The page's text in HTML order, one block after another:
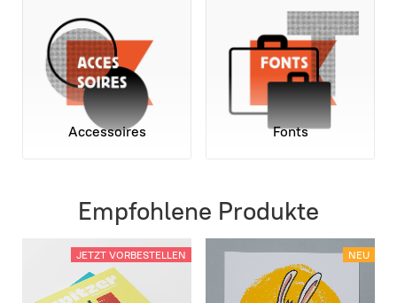
Accessoires Fonts
Empfohlene Produkte
JETZT VORBESTELLEN NEU